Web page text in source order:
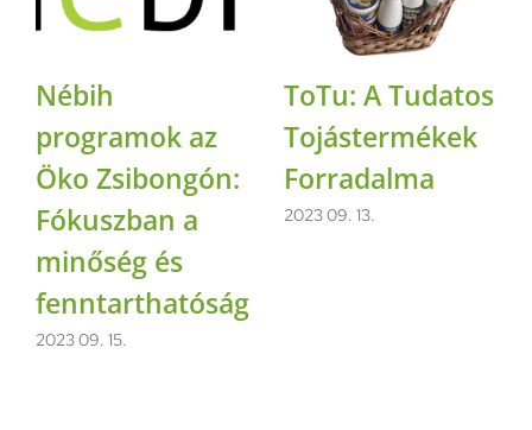
Nébih
programok az
Öko Zsibongón:
Fókuszban a
minőség és
fenntarthatóság
2023 09. 15.
ToTu: A Tudatos
Tojástermékek
Forradalma
2023 09. 13.